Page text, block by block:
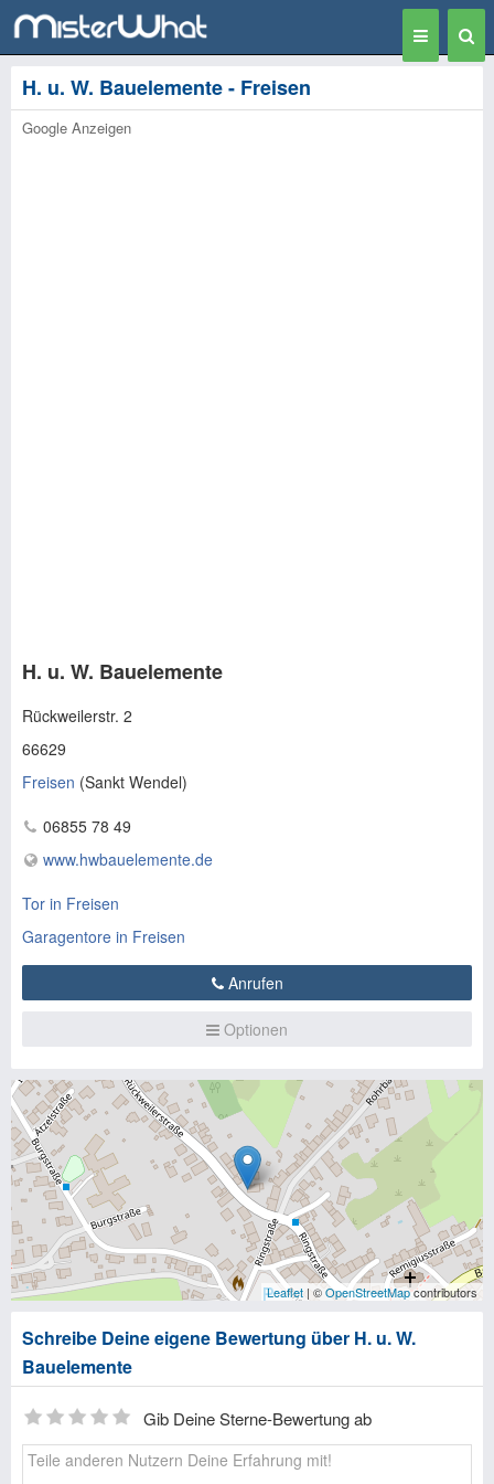
Toggle
navigation
H. u. W. Bauelemente - Freisen
Google Anzeigen
H. u. W. Bauelemente
Rückweilerstr. 2
66629
Freisen (Sankt Wendel)
06855 78 49
www.hwbauelemente.de
Tor in Freisen
Garagentore in Freisen
Anrufen
Optionen
Leaflet | ©OpenStreetMapcontributors
Schreibe Deine eigene Bewertung über H. u. W.
Bauelemente
Gib Deine Sterne-Bewertung ab